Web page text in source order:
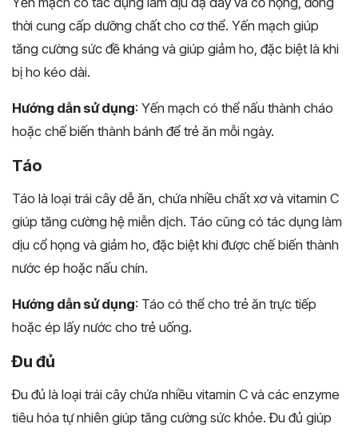
thời cung cấp dưỡng chất cho cơ thể. Yến mạch giúp
tăng cường sức đề kháng và giúp giảm ho, đặc biệt là khi
bị ho kéo dài.
Hướng dẫn sử dụng: Yến mạch có thể nấu thành cháo
hoặc chế biến thành bánh để trẻ ăn mỗi ngày.
Táo
Táo là loại trái cây dễ ăn, chứa nhiều chất xơ và vitamin C
giúp tăng cường hệ miễn dịch. Táo cũng có tác dụng làm
dịu cổ họng và giảm ho, đặc biệt khi được chế biến thành
nước ép hoặc nấu chín.
Hướng dẫn sử dụng: Táo có thể cho trẻ ăn trực tiếp
hoặc ép lấy nước cho trẻ uống.
Đu đủ
Đu đủ là loại trái cây chứa nhiều vitamin C và các enzyme
tiêu hóa tự nhiên giúp tăng cường sức khỏe. Đu đủ giúp